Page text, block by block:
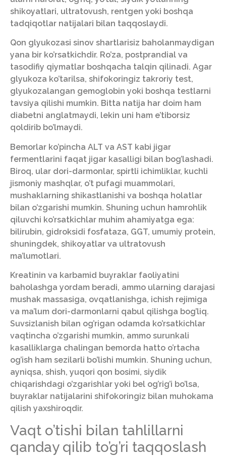
shikoyatlari, ultratovush, rentgen yoki boshqa
tadqiqotlar natijalari bilan taqqoslaydi.
Qon glyukozasi sinov shartlarisiz baholanmaydigan
yana bir ko’rsatkichdir. Ro’za, postprandial va
tasodifiy qiymatlar boshqacha talqin qilinadi. Agar
glyukoza ko’tarilsa, shifokoringiz takroriy test,
glyukozalangan gemoglobin yoki boshqa testlarni
tavsiya qilishi mumkin. Bitta natija har doim ham
diabetni anglatmaydi, lekin uni ham e’tiborsiz
qoldirib bo’lmaydi.
Bemorlar ko’pincha ALT va AST kabi jigar
fermentlarini faqat jigar kasalligi bilan bog’lashadi.
Biroq, ular dori-darmonlar, spirtli ichimliklar, kuchli
jismoniy mashqlar, o’t pufagi muammolari,
mushaklarning shikastlanishi va boshqa holatlar
bilan o’zgarishi mumkin. Shuning uchun hamrohlik
qiluvchi ko’rsatkichlar muhim ahamiyatga ega:
bilirubin, gidroksidi fosfataza, GGT, umumiy protein,
shuningdek, shikoyatlar va ultratovush
ma’lumotlari.
Kreatinin va karbamid buyraklar faoliyatini
baholashga yordam beradi, ammo ularning darajasi
mushak massasiga, ovqatlanishga, ichish rejimiga
va ma’lum dori-darmonlarni qabul qilishga bog’liq.
Suvsizlanish bilan og’rigan odamda ko’rsatkichlar
vaqtincha o’zgarishi mumkin, ammo surunkali
kasalliklarga chalingan bemorda hatto o’rtacha
og’ish ham sezilarli bo’lishi mumkin. Shuning uchun,
ayniqsa, shish, yuqori qon bosimi, siydik
chiqarishdagi o’zgarishlar yoki bel og’rig’i bo’lsa,
buyraklar natijalarini shifokoringiz bilan muhokama
qilish yaxshiroqdir.
Vaqt o’tishi bilan tahlillarni
qanday qilib to’g’ri taqqoslash